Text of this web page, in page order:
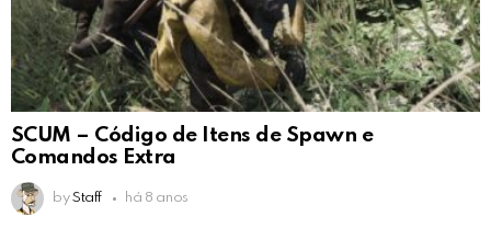
SCUM – Código de Itens de Spawn e
Comandos Extra
by Staff há 8 anos